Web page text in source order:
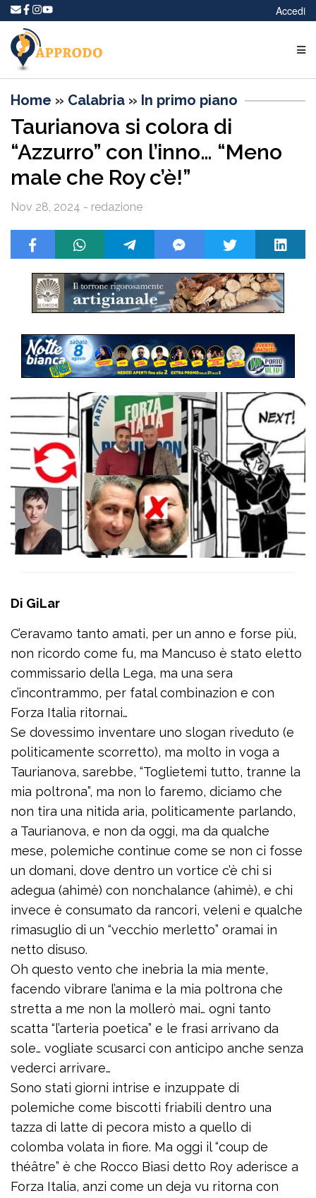
Accedi
Home » Calabria » In primo piano
Taurianova si colora di
“Azzurro” con l’inno… “Meno
male che Roy c’è!”
Nov 28, 2024 - redazione
Di GiLar
C’eravamo tanto amati, per un anno e forse più,
non ricordo come fu, ma Mancuso è stato eletto
commissario della Lega, ma una sera
c’incontrammo, per fatal combinazion e con
Forza Italia ritornai…
Se dovessimo inventare uno slogan riveduto (e
politicamente scorretto), ma molto in voga a
Taurianova, sarebbe, “Toglietemi tutto, tranne la
mia poltrona”, ma non lo faremo, diciamo che
non tira una nitida aria, politicamente parlando,
a Taurianova, e non da oggi, ma da qualche
mese, polemiche continue come se non ci fosse
un domani, dove dentro un vortice c’è chi si
adegua (ahimè) con nonchalance (ahimè), e chi
invece è consumato da rancori, veleni e qualche
rimasuglio di un “vecchio merletto” oramai in
netto disuso.
Oh questo vento che inebria la mia mente,
facendo vibrare l’anima e la mia poltrona che
stretta a me non la mollerò mai… ogni tanto
scatta “l’arteria poetica” e le frasi arrivano da
sole… vogliate scusarci con anticipo anche senza
vederci arrivare…
Sono stati giorni intrise e inzuppate di
polemiche come biscotti friabili dentro una
tazza di latte di pecora misto a quello di
colomba volata in fiore. Ma oggi il “coup de
théâtre” è che Rocco Biasi detto Roy aderisce a
Forza Italia, anzi come un deja vu ritorna con